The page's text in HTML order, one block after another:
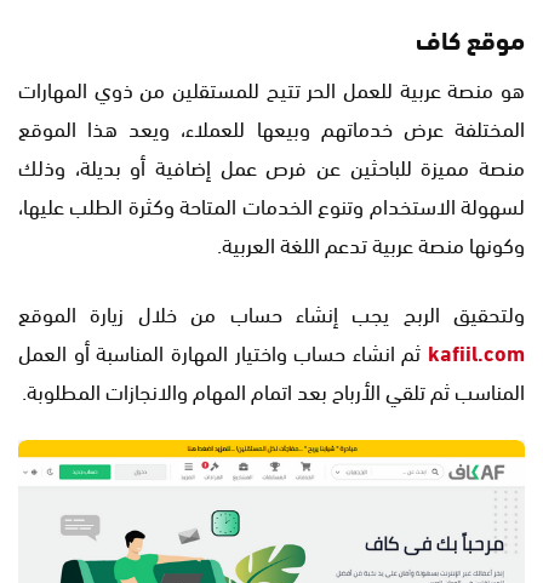
موقع كاف
هو منصة عربية للعمل الحر تتيح للمستقلين من ذوي المهارات
المختلفة عرض خدماتهم وبيعها للعملاء، ويعد هذا الموقع
منصة مميزة للباحثين عن فرص عمل إضافية أو بديلة، وذلك
لسهولة الاستخدام وتنوع الخدمات المتاحة وكثرة الطلب عليها،
وكونها منصة عربية تدعم اللغة العربية.
ولتحقيق الربح يجب إنشاء حساب من خلال زيارة الموقع
kafiil.com ثم انشاء حساب واختيار المهارة المناسبة أو العمل
المناسب ثم تلقي الأرباح بعد اتمام المهام والانجازات المطلوبة.